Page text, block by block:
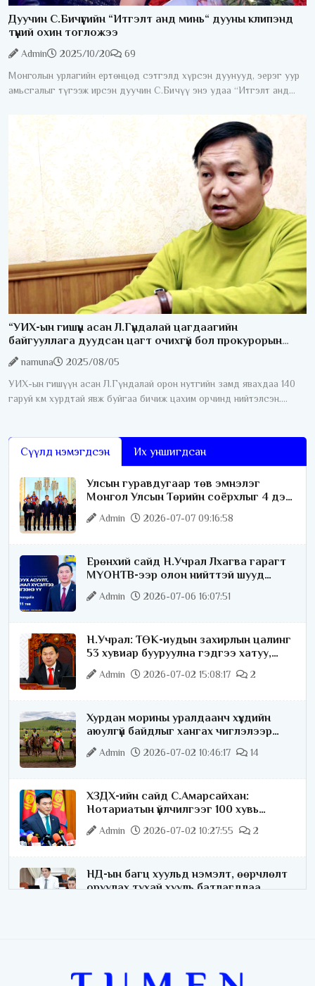
Дуучин С.Бичүүгийн “Итгэлт анд минь“ дууны клипэнд
түүний охин тогложээ
Admin 2025/10/20
69
Монголын урлагийн ертөнцөд сэтгэлд хүрсэн дуунууд, эерэг уур
амьсгалыг түгээж ирсэн дуучин С.Бичүү энэ удаа “Итгэлт анд
“УИХ-ын гишүүн асан Л.Гүндалай цагдаагийн
байгууллага дуудсан цагт очихгүй бол прокурорын
хуудас өгнө“
namuna
2025/08/05
УИХ-ын гишүүн асан Л.Гүндалай орон нутгийн замд явахдаа 140
гаруй км хурдтай явж буйгаа бичиж цахим орчинд нийтэлсэн.
Сүүлд нэмэгдсэн Их уншигдсан
Улсын гуравдугаар төв эмнэлэг
Монгол Улсын Төрийн соёрхлыг 4 дэх
удаагаа хүртлээ
Admin 2026-07-07 09:16:58
Ерөнхий сайд Н.Учрал Лхагва гарагт
МҮОНТВ-ээр олон нийттэй шууд
ярилцана
Admin 2026-07-06 16:07:51
Н.Учрал: ТӨК-иудын захирлын цалинг
53 хувиар бууруулна гэдгээ хатуу,
хариуцлагатайгаар хэлье
Admin 2026-07-02 15:08:17 2
Хурдан морины уралдаанч хүүхдийн
аюулгүй байдлыг хангах чиглэлээр
ажиллаж байна
Admin 2026-07-02 10:46:17 14
ХЗДХ-ийн сайд С.Амарсайхан:
Нотариатын үйлчилгээг 100 хувь
цахимжуулна
Admin 2026-07-02 10:27:55 2
НД-ын багц хуульд нэмэлт, өөрчлөлт
оруулах тухай хууль батлагдлаа
хяналт тавина